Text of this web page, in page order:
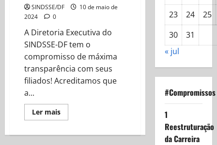
SINDSSE/DF
10 de maio de
2024
0
A Diretoria Executiva do
SINDSSE-DF tem o
compromisso de máxima
transparência com seus
filiados! Acreditamos que
a...
Ler maisRead
more
23
24
25
30
31
« jul
#Compromissos
1
Reestruturação
da Carreira